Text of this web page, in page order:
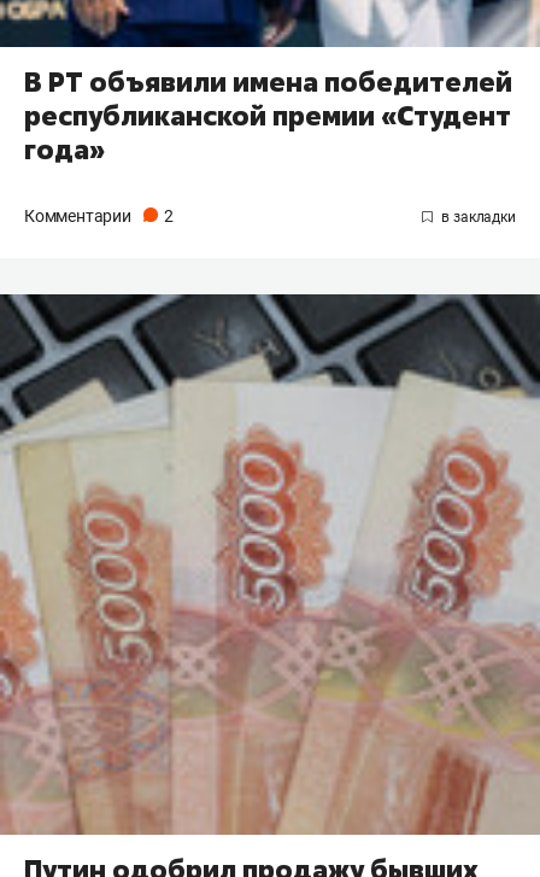
В РТ объявили имена победителей
республиканской премии «Студент
года»
Комментарии 2